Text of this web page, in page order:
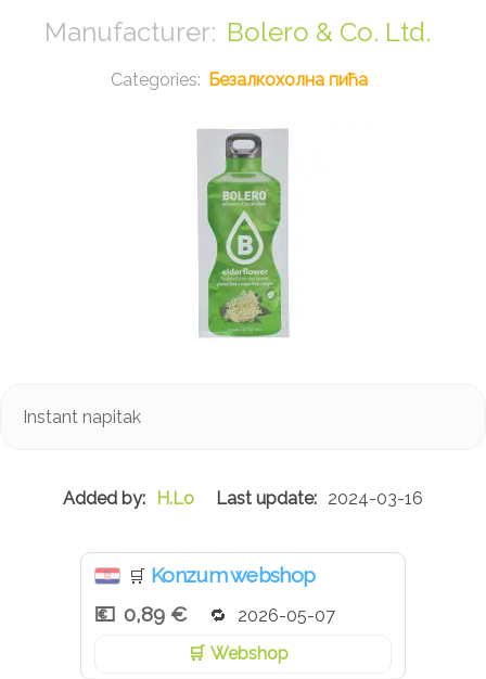
Bolero & Co. Ltd.
Безалкохолна пића
Instant napitak
H.Lo 2024-03-16
🛒 Konzum webshop
0,89 €
2026-05-07
Webshop